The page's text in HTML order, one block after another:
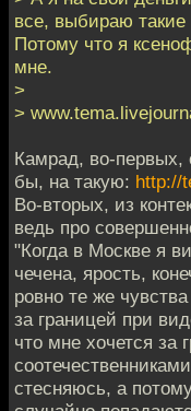
все, выбираю такие
Потому что я
мне.
>
>
Камрад, во-первых,
бы, на такую: http://
Во-вторых, из
ведь про
"Когда в Москве я
чечена, ярость,
ровно те же
за границей при
что мне хочется за
стесняюсь, а